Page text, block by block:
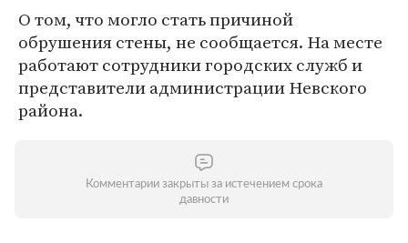
О том, что могло стать причиной
обрушения стены, не сообщается. На месте
работают сотрудники городских служб и
представители администрации Невского
района.
Комментарии закрыты за истечением срока
давности